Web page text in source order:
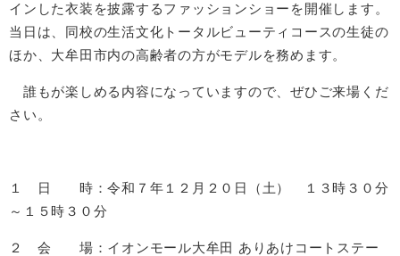
インした衣装を披露するファッションショーを開催します。
当日は、同校の生活文化トータルビューティコースの生徒の
ほか、大牟田市内の高齢者の方がモデルを務めます。
誰もが楽しめる内容になっていますので、ぜひご来場くだ
さい。
１ 日 時：令和７年１２月２０日（土） １３時３０分
～１５時３０分
２ 会 場：イオンモール大牟田 ありあけコートステー